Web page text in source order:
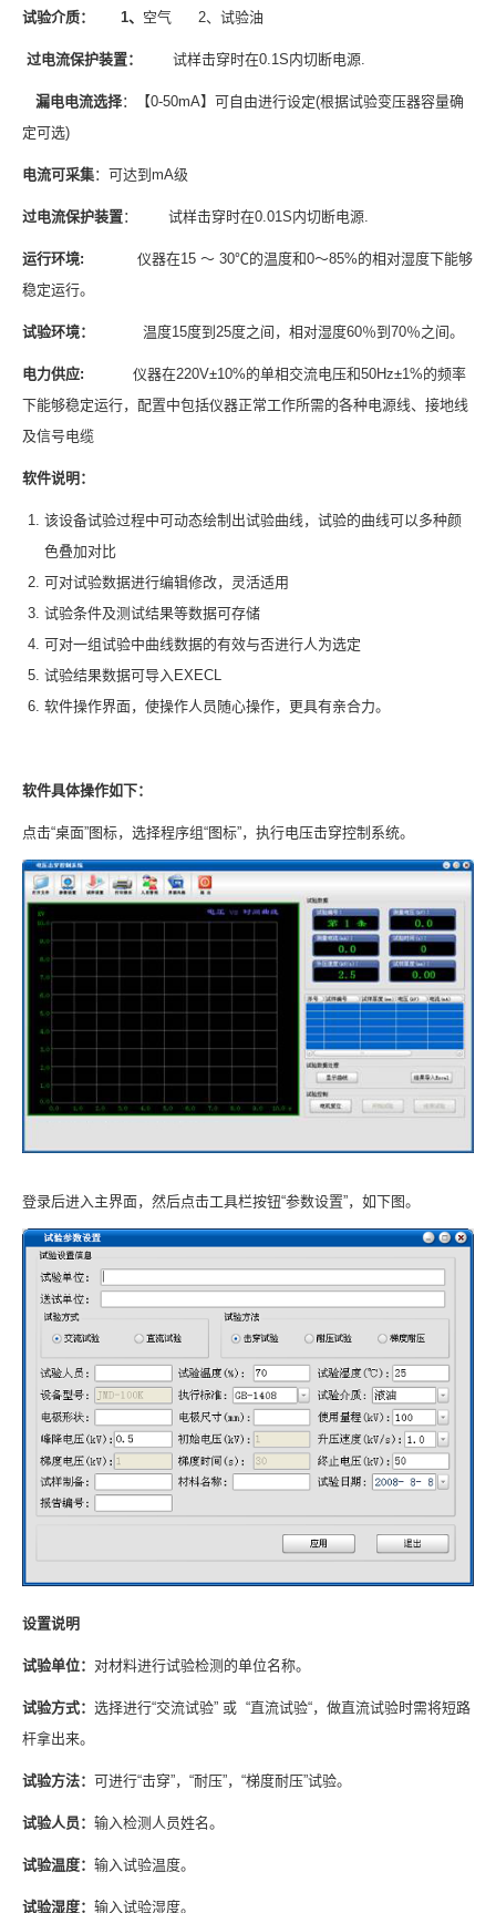
试验介质： 1、 空气 2、试验油
过电流保护装置： 试样击穿时在0.1S内切断电源.
漏电电流选择：【0-50mA】可自由进行设定(根据试验变压器容量确
定可选)
电流可采集：可达到mA级
过电流保护装置： 试样击穿时在0.01S内切断电源.
运行环境:
仪器在15 ～ 30℃的温度和0～85%的相对湿度下能够
稳定运行。
试验环境： 温度15度到25度之间，相对湿度60％到70％之间。
电力供应: 仪器在220V±10%的单相交流电压和50Hz±1%的频率
下能够稳定运行，配置中包括仪器正常工作所需的各种电源线、接地线
及信号电缆
软件说明：
该设备试验过程中可动态绘制出试验曲线，试验的曲线可以多种颜
色叠加对比
可对试验数据进行编辑修改，灵活适用
试验条件及测试结果等数据可存储
可对一组试验中曲线数据的有效与否进行人为选定
试验结果数据可导入EXECL
软件操作界面，使操作人员随心操作，更具有亲合力。
软件具体操作如下：
点击“桌面”图标，选择程序组“图标”，执行电压击穿控制系统。
登录后进入主界面，然后点击工具栏按钮“参数设置”，如下图。
设置说明
试验单位： 对材料进行试验检测的单位名称。
试验方式： 选择进行“交流试验” 或 “直流试验“，做直流试验时需将短路
杆拿出来。
试验方法： 可进行“击穿”，“耐压”，“梯度耐压”试验。
试验人员： 输入检测人员姓名。
试验温度： 输入试验温度。
试验湿度： 输入试验湿度。